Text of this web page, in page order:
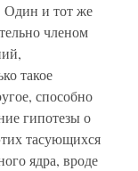
Один и тот же
членом
такое
способно
гипотезы о
тасующихся
ядра, вроде